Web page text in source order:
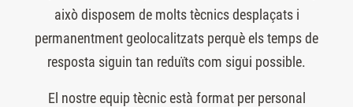
això disposem de molts tècnics desplaçats i
permanentment geolocalitzats perquè els temps de
resposta siguin tan reduïts com sigui possible.
El nostre equip tècnic està format per personal